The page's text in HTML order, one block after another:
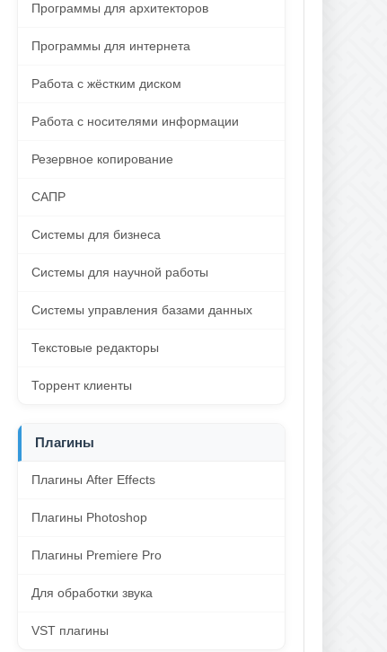
Программы для архитекторов
Программы для интернета
Работа с жёстким диском
Работа с носителями информации
Резервное копирование
САПР
Системы для бизнеса
Системы для научной работы
Системы управления базами данных
Текстовые редакторы
Торрент клиенты
Плагины
Плагины After Effects
Плагины Photoshop
Плагины Premiere Pro
Для обработки звука
VST плагины